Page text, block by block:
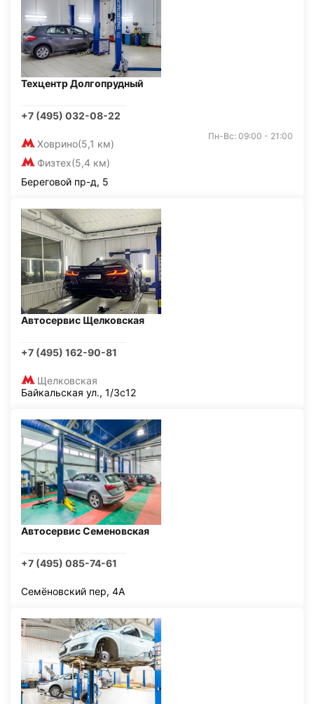
Техцентр Долгопрудный
+7 (495) 032-08-22
Ховрино(5,1 км)
Физтех(5,4 км)
Пн-Вс: 09:00 - 21:00
Береговой пр-д, 5
Автосервис Щелковская
+7 (495) 162-90-81
Щелковская
Байкальская ул., 1/3с12
Автосервис Семеновская
+7 (495) 085-74-61
Семёновский пер, 4А